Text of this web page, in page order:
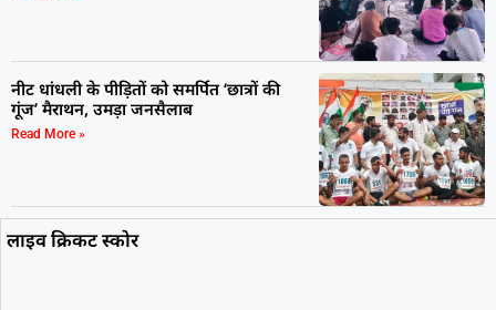
नीट धांधली के पीड़ितों को समर्पित ‘छात्रों की
गूंज’ मैराथन, उमड़ा जनसैलाब
Read More »
लाइव क्रिकट स्कोर